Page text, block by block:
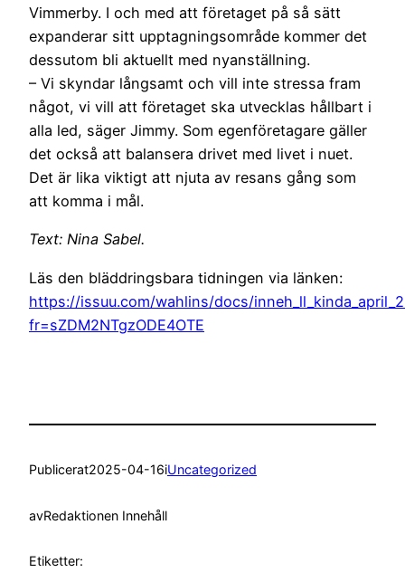
Vimmerby. I och med att företaget på så sätt
expanderar sitt upptagningsområde kommer det
dessutom bli aktuellt med nyanställning.
– Vi skyndar långsamt och vill inte stressa fram
något, vi vill att företaget ska utvecklas hållbart i
alla led, säger Jimmy. Som egenföretagare gäller
det också att balansera drivet med livet i nuet.
Det är lika viktigt att njuta av resans gång som
att komma i mål.
Text: Nina Sabel.
Läs den bläddringsbara tidningen via länken:
https://issuu.com/wahlins/docs/
fr=sZDM2NTgzODE4OTE
Publicerat2025-04-16iUncategorized
avRedaktionen Innehåll
Etiketter: